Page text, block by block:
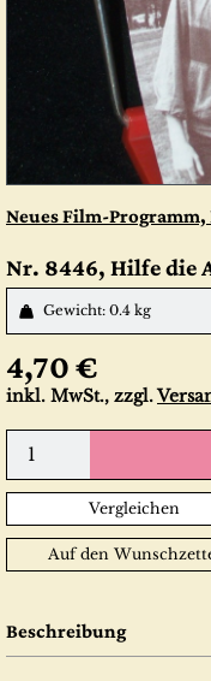
Neues Film-Programm,
Nr. 8446, Hilfe die
Gewicht: 0.4 kg
4,70 €
inkl. MwSt., zzgl.
Vergleichen
Auf den
Beschreibung